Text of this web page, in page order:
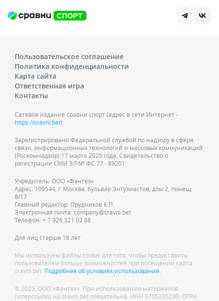
Пользовательское соглашение
Политика конфиденциальности
Карта сайта
Ответственная игра
Контакты
Сетевое издание сравни спорт (адрес в сети Интернет -
https://sravni.bet)
Зарегистрировано Федеральной службой по надзору в сфере
связи, информационных технологий и массовых коммуникаций
(Роскомнадзор) 17 марта 2025 года. Свидетельство о
регистрации СМИ ЭЛ № ФС 77 - 89201
Учредитель: ООО «Фантех»
Адрес: 109544, г. Москва, бульвар Энтузиастов, дом 2, помещ.
8/17
Главный редактор: Прудников К.П.
Электронная почта: company@sravni.bet
Телефон: + 7 926 321 02 88
Для лиц старше 18 лет
Мы используем файлы cookie для того, чтобы предоставить
пользователям больше возможностей при посещении сайта
sravni.bet. Подробнее об условиях использования.
© 2025, ООО «Фантех». При использовании материалов
гиперссылка на sravni.bet обязательна. ИНН 9705235230, ОГРН